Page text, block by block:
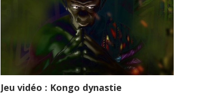
Jeu vidéo : Kongo dynastie